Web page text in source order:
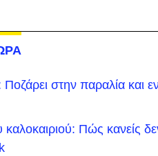
στην παραλία και
Πώς κανείς